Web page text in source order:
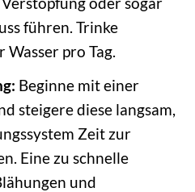
führen. Trinke
pro Tag.
Beginne mit einer
steigere diese langsam,
Zeit zur
Eine zu schnelle
und